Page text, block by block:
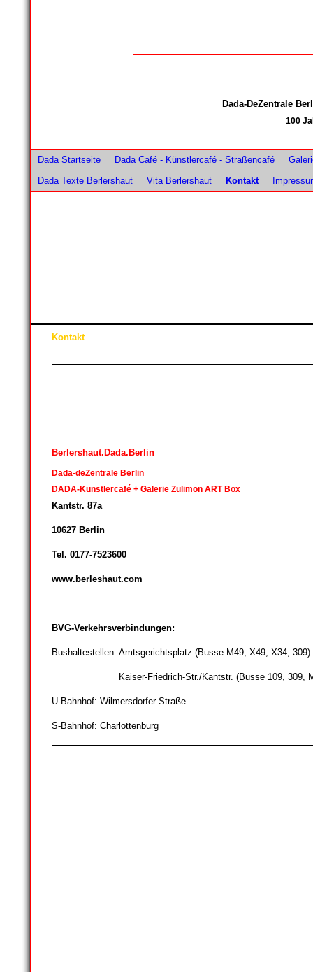
Dada-DeZentrale
100
Dada Startseite Dada Café - Künstlercafé - Straßencafé
Dada Texte Berlershaut
Vita Berlershaut Kontakt
Kontakt
Berlershaut.Dada.Berlin
Dada-deZentrale Berlin
DADA-Künstlercafé + Galerie Zulimon ART Box
Kantstr. 87a
10627 Berlin
Tel. 0177-7523600
www.berleshaut.com
BVG-Verkehrsverbindungen:
Bushaltestellen: Amtsgerichtsplatz (Busse M49, X49, X34, 309)
Kaiser-Friedrich-Str./Kantstr. (Busse 109, 309,
U-Bahnhof: Wilmersdorfer Straße
S-Bahnhof: Charlottenburg